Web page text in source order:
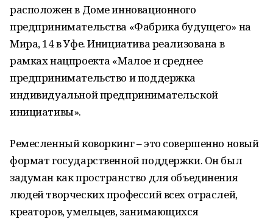
расположен в Доме инновационного
предпринимательства «Фабрика будущего» на
Мира, 14 в Уфе. Инициатива реализована в
рамках нацпроекта «Малое и среднее
предпринимательство и поддержка
индивидуальной предпринимательской
инициативы».
Ремесленный коворкинг – это совершенно новый
формат государственной поддержки. Он был
задуман как пространство для объединения
людей творческих профессий всех отраслей,
креаторов, умельцев, занимающихся